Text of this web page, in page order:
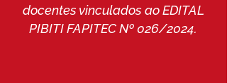
docentes vinculados ao EDITAL
PIBITI FAPITEC Nº 026/2024.